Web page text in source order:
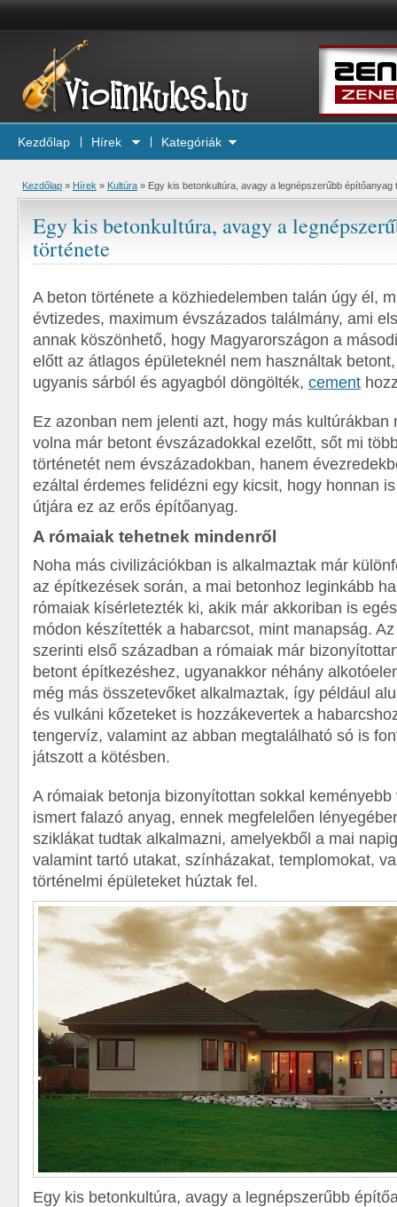
Kezdőlap Hírek Kategóriák
Kezdőlap » Hírek » Kultúra » Egy kis betonkultúra, avagy a legnépszerűbb építőanyag
Egy kis betonkultúra, avagy a
története
A beton története a közhiedelemben talán úgy él,
évtizedes, maximum évszázados találmány, ami
annak köszönhető, hogy Magyarországon a
előtt az átlagos épületeknél nem használtak
ugyanis sárból és agyagból döngölték, cement
Ez azonban nem jelenti azt, hogy más kultúrákban
volna már betont évszázadokkal ezelőtt, sőt mi
történetét nem évszázadokban, hanem
ezáltal érdemes felidézni egy kicsit, hogy honnan
útjára ez az erős építőanyag.
A rómaiak tehetnek mindenről
Noha más civilizációkban is alkalmaztak már
az építkezések során, a mai betonhoz leginkább
rómaiak kísérletezték ki, akik már akkoriban is
módon készítették a habarcsot, mint manapság.
szerinti első században a rómaiak már
betont építkezéshez, ugyanakkor néhány
még más összetevőket alkalmaztak, így például
és vulkáni kőzeteket is hozzákevertek a
tengervíz, valamint az abban megtalálható só is
játszott a kötésben.
A rómaiak betonja bizonyítottan sokkal
ismert falazó anyag, ennek megfelelően
sziklákat tudtak alkalmazni, amelyekből a mai
valamint tartó utakat, színházakat, templomokat,
történelmi épületeket húztak fel.
Egy kis betonkultúra, avagy a legnépszerűbb